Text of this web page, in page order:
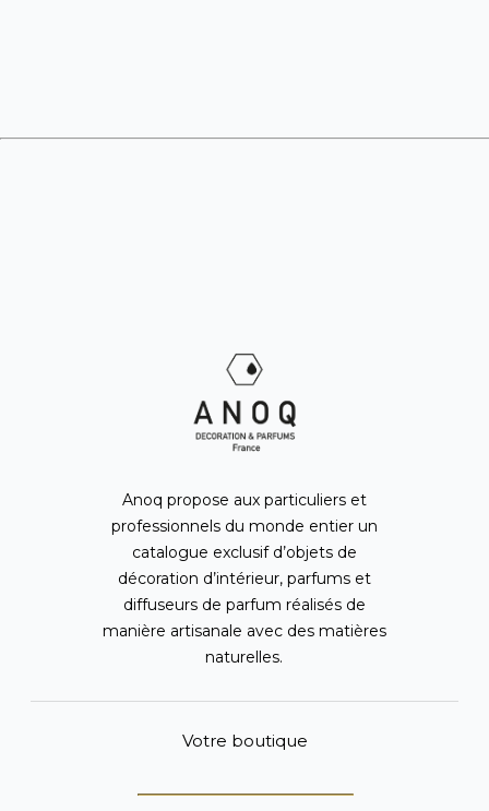
Anoq propose aux particuliers et
professionnels du monde entier un
catalogue exclusif d’objets de
décoration d’intérieur, parfums et
diffuseurs de parfum réalisés de
manière artisanale avec des matières
naturelles.
Votre boutique